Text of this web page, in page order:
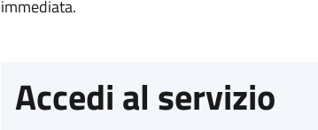
immediata.
Accedi al servizio